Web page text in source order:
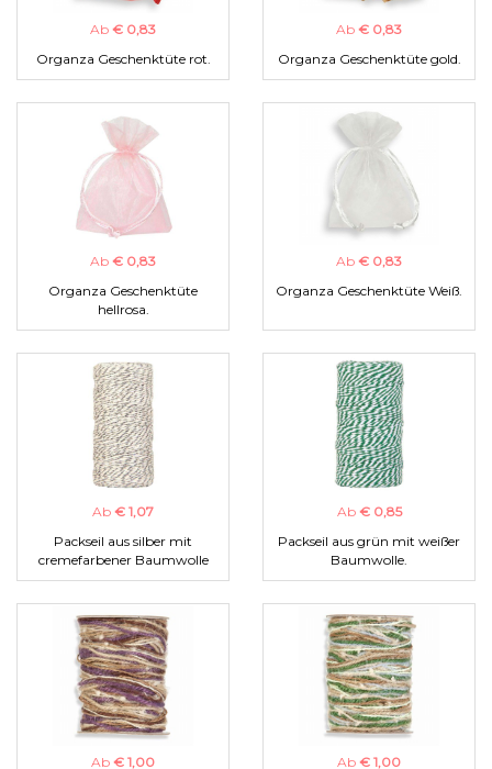
Ab € 0,83
Organza Geschenktüte rot.
Ab € 0,83
Organza Geschenktüte gold.
Ab € 0,83
Organza Geschenktüte
hellrosa.
Ab € 0,83
Organza Geschenktüte Weiß.
Ab € 1,07
Packseil aus silber mit
cremefarbener Baumwolle
Ab € 0,85
Packseil aus grün mit weißer
Baumwolle.
Ab € 1,00 Ab € 1,00